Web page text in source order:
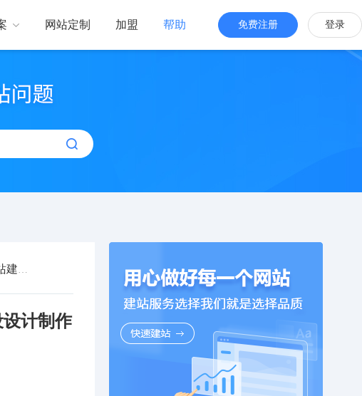
免费注册 登录
助力品牌出海
开启全新交互体验
网站定制 加盟 帮助
建设设计制作模板建站】
计制作